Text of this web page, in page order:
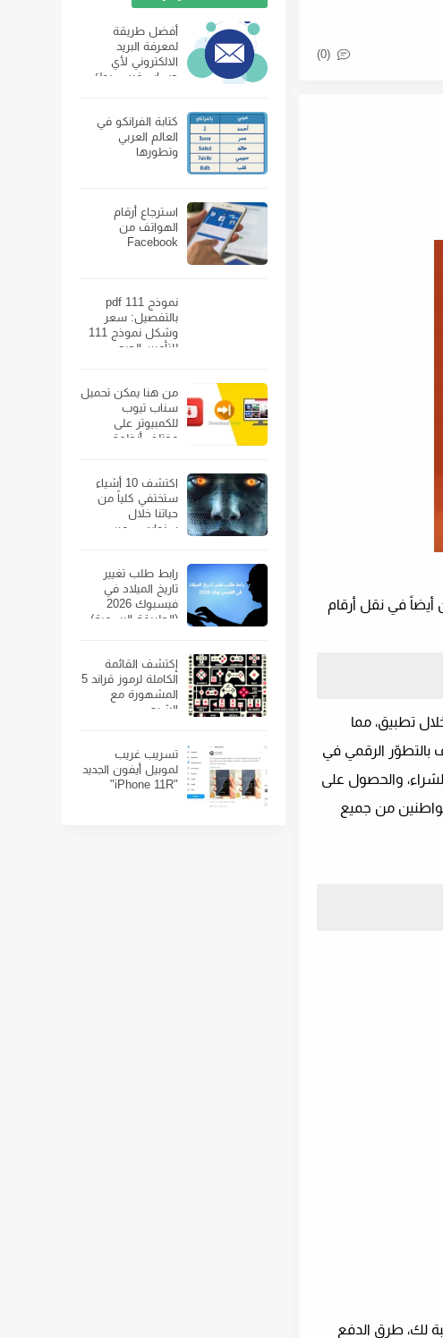
(0)
أيضاً في نقل أرقام
تطبيق، مما
الرقمي في
والحصول على
من جميع
لك، طرق الدفع
أفضل طريقة
لمعرفة البريد
الالكتروني لأي
حساب فيس بوك
كتابة الفرانكو في
العالم العربي
وتطورها
استرجاع أرقام
الهواتف من
Facebook
نموذج 111 pdf
بالتفصيل: سعر
وشكل نموذج 111
للتأمين الصحي
من هنا يمكن تحميل
سناب تيوب
للكمبيوتر على
مختلف أنظمة
اكتشف 10 أشياء
ستختفي كلياً من
حياتنا خلال
سنوات… من
رابط طلب تغيير
تاريخ الميلاد في
فيسبوك 2026
(الطريقة الرسمية)
إكتشف القائمة
الكاملة لرموز قراند 5
المشهورة مع
الشرح
تسريب غريب
لموبيل أيفون الجديد
"iPhone 11R"